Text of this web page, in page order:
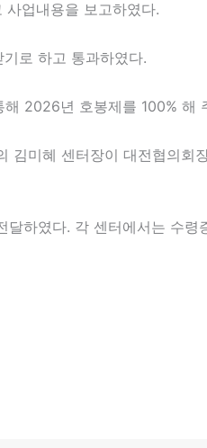
업내용을 보고하였다.
로 하고 통과하였다.
2026년 호봉제를 100% 해
미혜 센터장이 대전협의회
하였다. 각 센터에서는 수